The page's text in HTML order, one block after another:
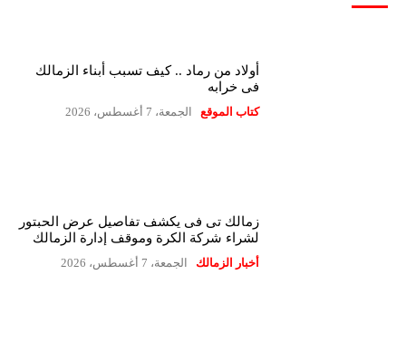
أولاد من رماد .. كيف تسبب أبناء الزمالك
فى خرابه
كتاب الموقع الجمعة، 7 أغسطس، 2026
زمالك تى فى يكشف تفاصيل عرض الحبتور
لشراء شركة الكرة وموقف إدارة الزمالك
أخبار الزمالك الجمعة، 7 أغسطس، 2026